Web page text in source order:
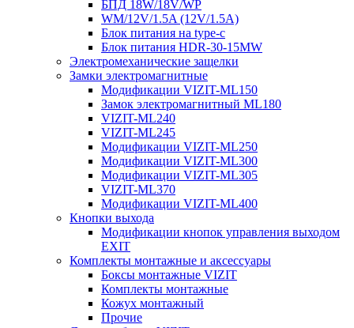
БПД 18W/18V/WP
WM/12V/1.5A (12V/1.5A)
Блок питания на type-c
Блок питания HDR-30-15MW
Электромеханические защелки
Замки электромагнитные
Модификации VIZIT-ML150
Замок электромагнитный ML180
VIZIT-ML240
VIZIT-ML245
Модификации VIZIT-ML250
Модификации VIZIT-ML300
Модификации VIZIT-ML305
VIZIT-ML370
Модификации VIZIT-ML400
Кнопки выхода
Модификации кнопок управления выходом
EXIT
Комплекты монтажные и аксессуары
Боксы монтажные VIZIT
Комплекты монтажные
Кожух монтажный
Прочие